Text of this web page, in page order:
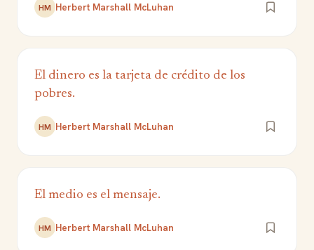
HM Herbert Marshall McLuhan
El dinero es la tarjeta de crédito de los
pobres.
HM Herbert Marshall McLuhan
El medio es el mensaje.
HM Herbert Marshall McLuhan